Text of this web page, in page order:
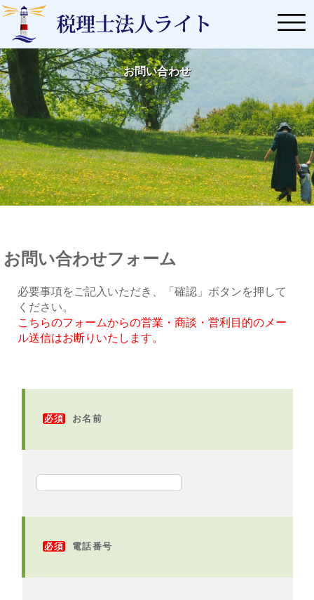
お問い合わせ
お問い合わせフォーム
必要事項をご記入いただき、「確認」ボタンを押して
ください。
こちらのフォームからの営業・商談・営利目的のメー
ル送信はお断りいたします。
必須 お名前
必須 電話番号